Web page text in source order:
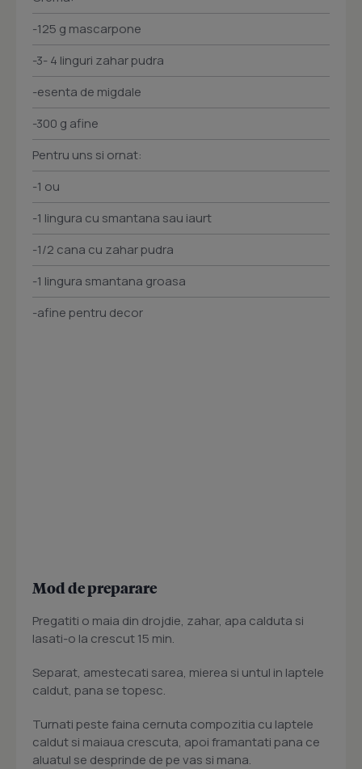
-125 g mascarpone
-3- 4 linguri zahar pudra
-esenta de migdale
-300 g afine
Pentru uns si ornat:
-1 ou
-1 lingura cu smantana sau iaurt
-1/2 cana cu zahar pudra
-1 lingura smantana groasa
-afine pentru decor
Mod de preparare
Pregatiti o maia din drojdie, zahar, apa calduta si
lasati-o la crescut 15 min.
Separat, amestecati sarea, mierea si untul in laptele
caldut, pana se topesc.
Turnati peste faina cernuta compozitia cu laptele
caldut si maiaua crescuta, apoi framantati pana ce
aluatul se desprinde de pe vas si mana.